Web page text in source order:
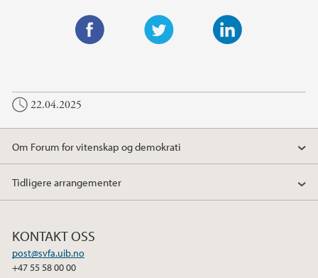
i
t
e
r
n
e
I
c
e
b
o
o
k
22.04.2025
Om Forum for vitenskap og demokrati
Tidligere arrangementer
KONTAKT OSS
post@svfa.uib.no
+47 55 58 00 00